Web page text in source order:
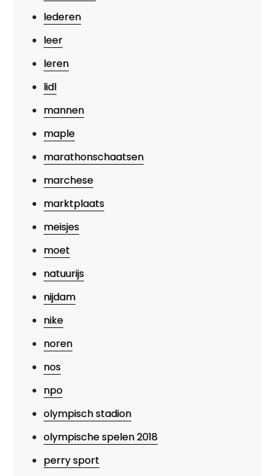
lederen
leer
leren
lidl
mannen
maple
marathonschaatsen
marchese
marktplaats
meisjes
moet
natuurijs
nijdam
nike
noren
nos
npo
olympisch stadion
olympische spelen 2018
perry sport